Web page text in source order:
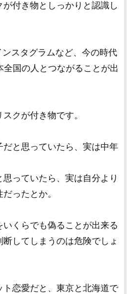
付き物としっかりと認識し
スタグラムなど、今の時代
全国の人とつながることが出
クが付き物です。
と思っていたら、実は中年
思っていたら、実は自分より
ったとか。
くらでも偽ることが出来る
してしまうのは危険でしょ
ト恋愛だと、東京と北海道で